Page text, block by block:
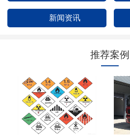
新闻资讯
推荐案例